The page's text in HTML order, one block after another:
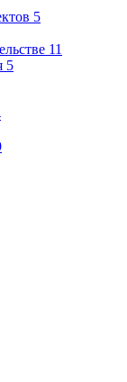
5
11
5